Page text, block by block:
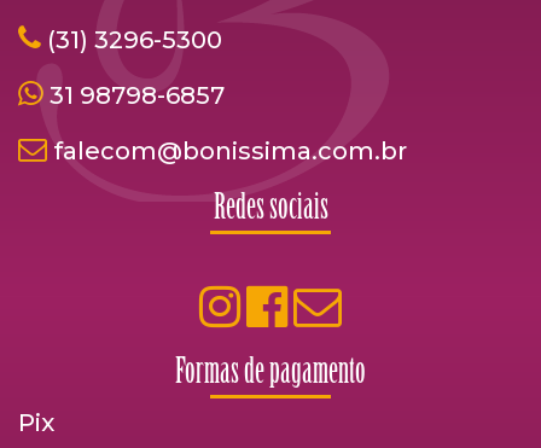
(31) 3296-5300
31 98798-6857
falecom@bonissima.com.br
Redes sociais
Formas de pagamento
Pix